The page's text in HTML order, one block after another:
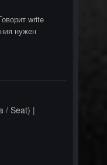
write
нужен
/ Seat) |